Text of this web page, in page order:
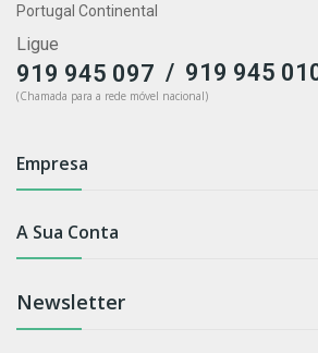
Portugal Continental
Ligue
919 945 097 / 919 945
(Chamada para a rede móvel nacional)
Empresa
A Sua Conta
Newsletter